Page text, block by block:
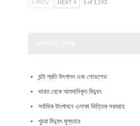
PREV NEXT 1 of 1,193
ঘন্টা প্রতি উৎপাদন এবং লোডশেড
ভারত থেকে আমদানিকৃত বিদ্যুৎ
সর্বাধিক উৎপাদনে এলাকা ভিত্তিক সরবরাহ
খুচরা বিদ্যুৎ মূল্যহার